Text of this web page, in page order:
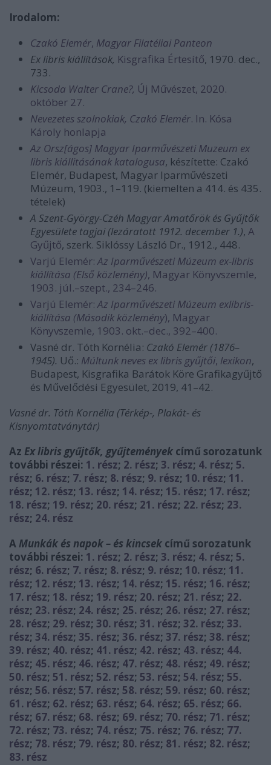
Irodalom:
Czakó Elemér, Magyar Filatéliai Panteon
Ex libris kiállítások, Kisgrafika Értesítő, 1970. dec.,
733.
Kicsoda Walter Crane?, Új Művészet, 2020.
október 27.
Nevezetes szolnokiak, Czakó Elemér. In. Kósa
Károly honlapja
Az Orsz[ágos] Magyar Iparművészeti Muzeum ex
libris kiállitásának katalogusa, készítette: Czakó
Elemér, Budapest, Magyar Iparművészeti
Múzeum, 1903., 1–119. (kiemelten a 414. és 435.
tételek)
A Szent-György-Czéh Magyar Amatőrök és Gyűjtők
Egyesülete tagjai (lezáratott 1912. december 1.), A
Gyűjtő, szerk. Siklóssy László Dr., 1912., 448.
Varjú Elemér:Az Iparművészeti Múzeum ex-libris
kiállítása (Első közlemény), Magyar Könyvszemle,
1903. júl.–szept., 234–246.
Varjú Elemér:Az Iparművészeti Múzeum exlibris-
kiállítása (Második közlemény), Magyar
Könyvszemle, 1903. okt.–dec., 392–400.
Vasné dr. Tóth Kornélia: Czakó Elemér (1876–
1945). Uő.: Múltunk neves ex libris gyűjtői, lexikon,
Budapest, Kisgrafika Barátok Köre Grafikagyűjtő
és Művelődési Egyesület, 2019, 41–42.
Vasné dr. Tóth Kornélia (Térkép-, Plakát- és
Kisnyomtatványtár)
Az Ex libris gyűjtők, gyűjtemények című sorozatunk
további részei: 1. rész; 2. rész; 3. rész; 4. rész; 5.
rész; 6. rész; 7. rész; 8. rész; 9. rész; 10. rész; 11.
rész; 12. rész; 13. rész; 14. rész; 15. rész; 17. rész;
18. rész; 19. rész; 20. rész; 21. rész; 22. rész; 23.
rész; 24. rész
AMunkák és napok – és kincsek című sorozatunk
további részei: 1. rész; 2. rész; 3. rész; 4. rész; 5.
rész; 6. rész; 7. rész; 8. rész; 9. rész; 10. rész; 11.
rész; 12. rész; 13. rész; 14. rész; 15. rész; 16. rész;
17. rész; 18. rész; 19. rész; 20. rész; 21. rész; 22.
rész; 23. rész; 24. rész; 25. rész; 26. rész; 27. rész;
28. rész; 29. rész; 30. rész; 31. rész; 32. rész; 33.
rész; 34. rész; 35. rész; 36. rész; 37. rész; 38. rész;
39. rész; 40. rész; 41. rész; 42. rész; 43. rész; 44.
rész; 45. rész; 46. rész; 47. rész; 48. rész; 49. rész;
50. rész; 51. rész; 52. rész; 53. rész; 54. rész; 55.
rész; 56. rész; 57. rész; 58. rész; 59. rész; 60. rész;
61. rész; 62. rész; 63. rész; 64. rész; 65. rész; 66.
rész; 67. rész; 68. rész; 69. rész; 70. rész; 71. rész;
72. rész; 73. rész; 74. rész; 75. rész; 76. rész; 77.
rész; 78. rész; 79. rész; 80. rész; 81. rész; 82. rész;
83. rész